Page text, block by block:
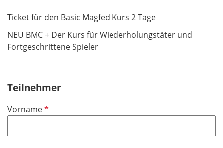
Ticket für den Basic Magfed Kurs 2 Tage
NEU BMC + Der Kurs für Wiederholungstäter und
Fortgeschrittene Spieler
Teilnehmer
VornameP